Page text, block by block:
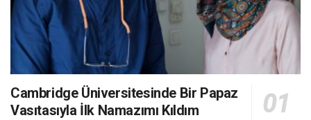
Cambridge Üniversitesinde Bir Papaz
Vasıtasıyla İlk Namazımı Kıldım